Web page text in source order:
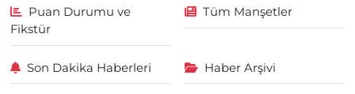
Puan Durumu ve
Fikstür
Tüm Manşetler
Son Dakika Haberleri Haber Arşivi